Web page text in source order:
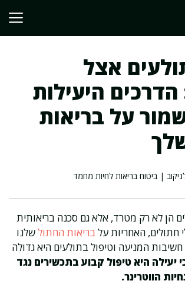
אצל
היעילות
על בריאות
| ביטוח בריאות לחיות מחמד
הן לא רק מטרד, אלא גם סכנה בריאותית
האחריות על בריאות החתולשלנו
חשיבות המניעה וטיפול בתולעים היא גדולה
יעילה היא טיפול קבוע בתכשירים נגד
הווטרינר.